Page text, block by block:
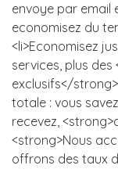
envoye par email
economisez du
<li>Economisez
services, plus
exclusifs</
totale : vous
recevez,
<strong>Nous
offrons des taux